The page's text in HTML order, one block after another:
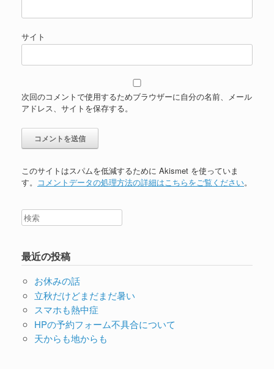
サイト
次回のコメントで使用するためブラウザーに自分の名前、メール
アドレス、サイトを保存する。
このサイトはスパムを低減するために Akismet を使っていま
す。 コメントデータの処理方法の詳細はこちらをご覧ください。
最近の投稿
お休みの話
立秋だけどまだまだ暑い
スマホも熱中症
HPの予約フォーム不具合について
天からも地からも